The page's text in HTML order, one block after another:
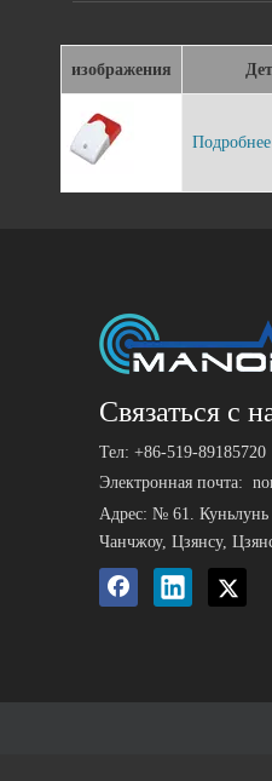
изображения
Связаться с
Тел: +86-519-89185720
Электронная почта:
Адрес: № 61. Куньлунь
Чанчжоу, Цзянсу,